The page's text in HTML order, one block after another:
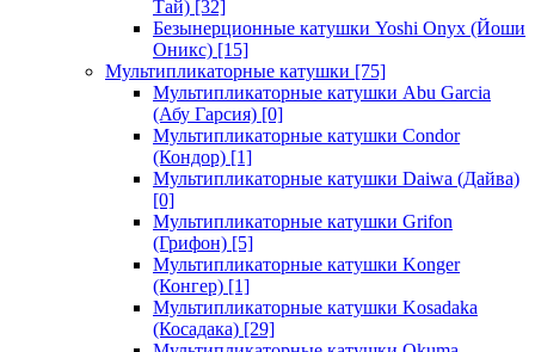
Тай) [32]
Безынерционные катушки Yoshi Onyx (Йоши
Оникс) [15]
Мультипликаторные катушки [75]
Мультипликаторные катушки Abu Garcia
(Абу Гарсия) [0]
Мультипликаторные катушки Condor
(Кондор) [1]
Мультипликаторные катушки Daiwa (Дайва)
[0]
Мультипликаторные катушки Grifon
(Грифон) [5]
Мультипликаторные катушки Konger
(Конгер) [1]
Мультипликаторные катушки Kosadaka
(Косадака) [29]